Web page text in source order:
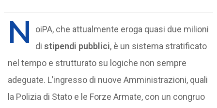
N
oiPA, che attualmente eroga quasi due milioni
di stipendi pubblici, è un sistema stratificato
nel tempo e strutturato su logiche non sempre
adeguate. L’ingresso di nuove Amministrazioni, quali
la Polizia di Stato e le Forze Armate, con un congruo